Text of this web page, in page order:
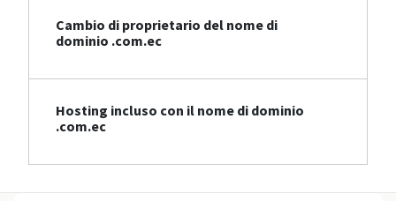
Cambio di proprietario del nome di
dominio .com.ec
Hosting incluso con il nome di dominio
.com.ec